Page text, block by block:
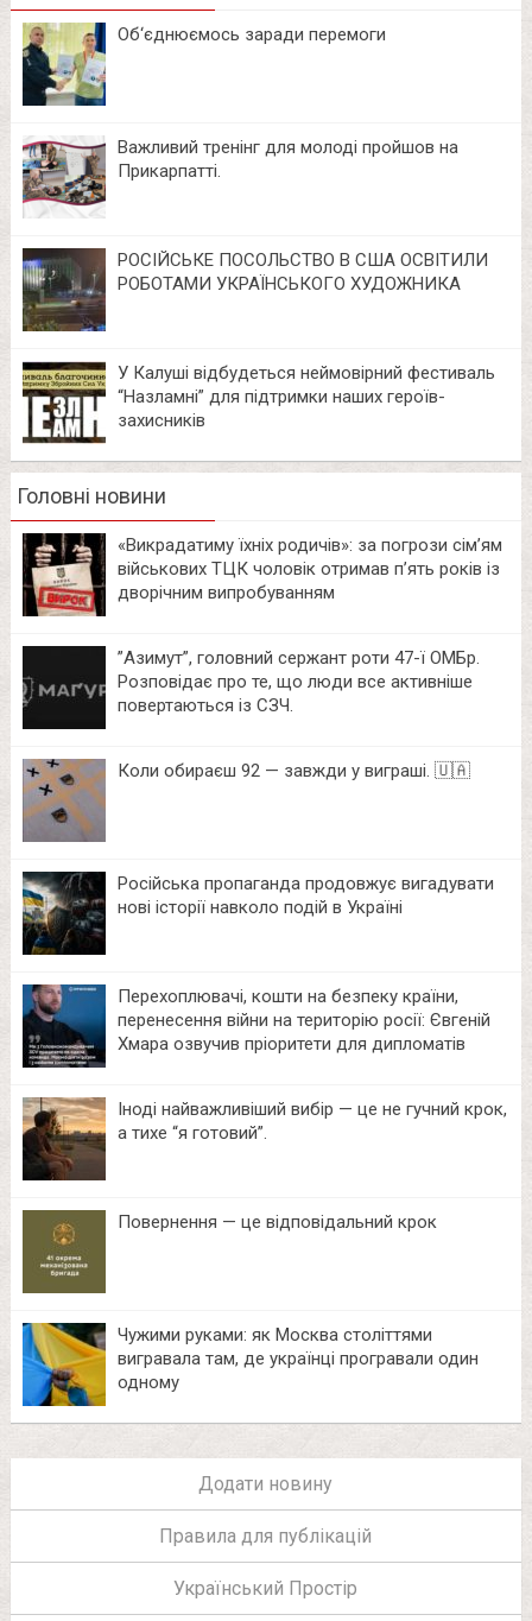
Об‘єднюємось заради перемоги
Важливий тренінг для молоді пройшов на
Прикарпатті.
РОСІЙСЬКЕ ПОСОЛЬСТВО В США ОСВІТИЛИ
РОБОТАМИ УКРАЇНСЬКОГО ХУДОЖНИКА
У Калуші відбудеться неймовірний фестиваль
“Назламні” для підтримки наших героїв-
захисників
Головні новини
«Викрадатиму їхніх родичів»: за погрози сім’ям
військових ТЦК чоловік отримав п’ять років із
дворічним випробуванням
⁨”Азимут”, головний сержант роти 47-ї ОМБр.
Розповідає про те, що люди все активніше
повертаються із СЗЧ.
Коли обираєш 92 — завжди у виграші. 🇺🇦
Російська пропаганда продовжує вигадувати
нові історії навколо подій в Україні
Перехоплювачі, кошти на безпеку країни,
перенесення війни на територію росії: Євгеній
Хмара озвучив пріоритети для дипломатів
Іноді найважливіший вибір — це не гучний крок,
а тихе “я готовий”.
Повернення — це відповідальний крок
Чужими руками: як Москва століттями
вигравала там, де українці програвали один
одному
Додати новину
Правила для публікацій
Український Простір